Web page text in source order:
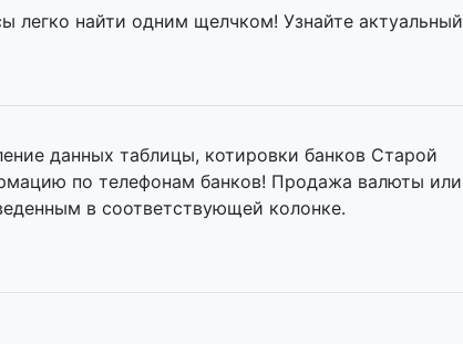
легко найти одним щелчком! Узнайте актуальный
данных таблицы, котировки банков Старой
по телефонам банков! Продажа валюты или
в соответствующей колонке.